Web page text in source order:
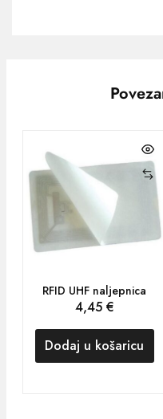
RFID UHF naljepnica
4,45 €
Dodaj u košaricu